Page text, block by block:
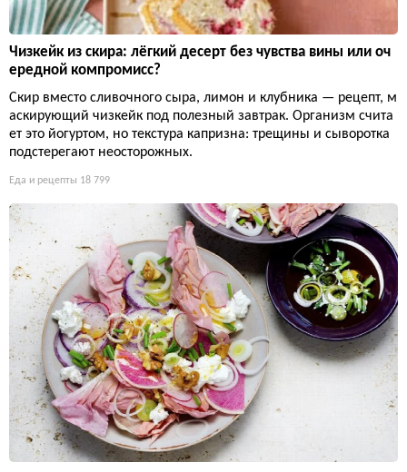
Чизкейк из скира: лёгкий десерт без чувства вины или оч
ередной компромисс?
Скир вместо сливочного сыра, лимон и клубника — рецепт, м
аскирующий чизкейк под полезный завтрак. Организм счита
ет это йогуртом, но текстура капризна: трещины и сыворотка
подстерегают неосторожных.
Еда и рецепты 18 799